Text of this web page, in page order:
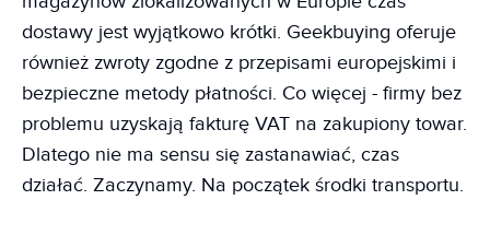
dostawy jest wyjątkowo krótki. Geekbuying oferuje
również zwroty zgodne z przepisami europejskimi i
bezpieczne metody płatności. Co więcej - firmy bez
problemu uzyskają fakturę VAT na zakupiony towar.
Dlatego nie ma sensu się zastanawiać, czas
działać. Zaczynamy. Na początek środki transportu.